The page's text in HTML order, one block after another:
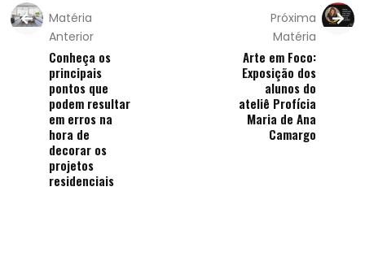
Matéria
Anterior
Conheça os
principais
pontos que
podem resultar
em erros na
hora de
decorar os
projetos
residenciais
Próxima
Matéria
Arte em Foco:
Exposição dos
alunos do
ateliê Profícia
Maria de Ana
Camargo